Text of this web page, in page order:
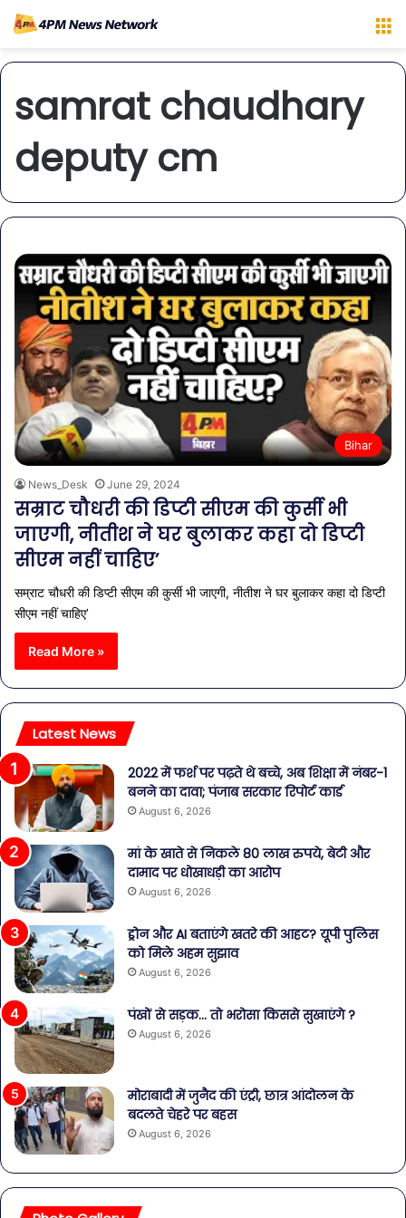
samrat chaudhary
deputy cm
Bihar
News_Desk June 29, 2024
सम्राट चौधरी की डिप्टी सीएम की कुर्सी भी
जाएगी, नीतीश ने घर बुलाकर कहा दो डिप्टी
सीएम नहीं चाहिए’
सम्राट चौधरी की डिप्टी सीएम की कुर्सी भी जाएगी, नीतीश ने घर बुलाकर कहा दो डिप्टी
सीएम नहीं चाहिए’
Read More »
Latest News
2022 में फर्श पर पढ़ते थे बच्चे, अब शिक्षा में नंबर-1
बनने का दावा; पंजाब सरकार रिपोर्ट कार्ड
August 6, 2026
मां के खाते से निकले 80 लाख रुपये, बेटी और
दामाद पर धोखाधड़ी का आरोप
August 6, 2026
ड्रोन और AI बताएंगे खतरे की आहट? यूपी पुलिस
को मिले अहम सुझाव
August 6, 2026
पंखों से सड़क… तो भरोसा किससे सुखाएंगे ?
August 6, 2026
मोराबादी में जुनैद की एंट्री, छात्र आंदोलन के
बदलते चेहरे पर बहस
August 6, 2026